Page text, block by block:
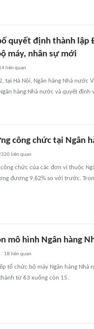
quyết định thành lập
máy, nhân sự mới
liên quan
tại Hà Nội, Ngân hàng Nhà nước
hàng Nhà nước và quyết định
công chức tại Ngân
liên quan
chức của các đơn vị thuộc
đương 9,62% so với trước.
mô hình Ngân hàng
18 liên quan
tổ chức bộ máy Ngân hàng
từ 63 xuống còn 15.